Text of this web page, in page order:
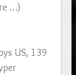
…)
US, 139